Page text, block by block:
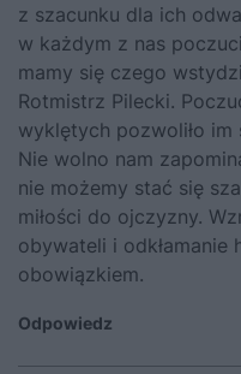
z szacunku dla ich
w każdym z nas
mamy się czego
Rotmistrz Pilecki.
wyklętych pozwoliło
Nie wolno nam
nie możemy stać się
miłości do ojczyzny.
obywateli i odkłamanie
obowiązkiem.
Odpowiedz